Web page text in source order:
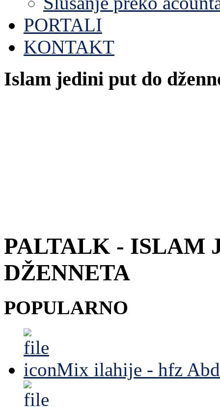
PORTALI
KONTAKT
Islam jedini put do
PALTALK - ISLAM
DŽENNETA
POPULARNO
Mix ilahije - hfz